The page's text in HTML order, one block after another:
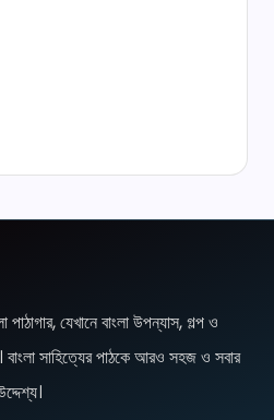
যেখানে বাংলা উপন্যাস, গল্প ও
সাহিত্যের পাঠকে আরও সহজ ও সবার